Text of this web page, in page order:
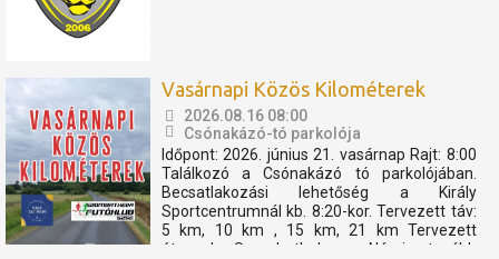
Vasárnapi Közös Kilométerek
2026.08.16 08:00
Csónakázó-tó parkolója
Időpont: 2026. június 21. vasárnap Rajt: 8:00
Találkozó a Csónakázó tó parkolójában.
Becsatlakozási lehetőség a Király
Sportcentrumnál kb. 8:20-kor. Tervezett táv:
5 km, 10 km , 15 km, 21 km Tervezett
útvonal: Szombathely - Nárai -tovább